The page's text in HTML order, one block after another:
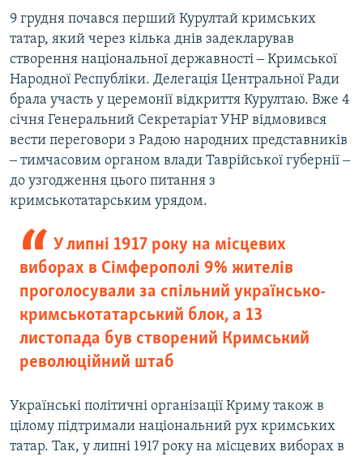
9 грудня почався перший Курултай кримських
татар, який через кілька днів задекларував
створення національної державності ‒ Кримської
Народної Республіки. Делегація Центральної Ради
брала участь у церемонії відкриття Курултаю. Вже 4
січня Генеральний Секретаріат УНР відмовився
вести переговори з Радою народних представників
‒ тимчасовим органом влади Таврійської губернії ‒
до узгодження цього питання з
кримськотатарським урядом.
У липні 1917 року на місцевих
виборах в Сімферополі 9% жителів
проголосували за спільний українсько-
кримськотатарський блок, а 13
листопада був створений Кримський
революційний штаб
Українські політичні організації Криму також в
цілому підтримали національний рух кримських
татар. Так, у липні 1917 року на місцевих виборах в